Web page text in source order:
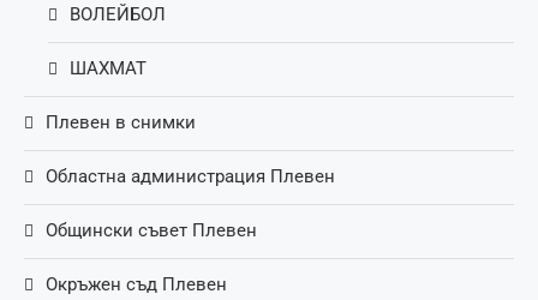
ВОЛЕЙБОЛ
ШАХМАТ
Плевен в снимки
Областна администрация Плевен
Общински съвет Плевен
Окръжен съд Плевен